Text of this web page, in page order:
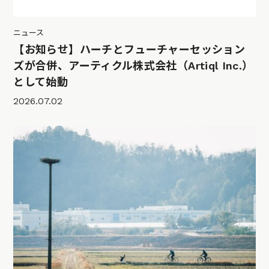
ニュース
【お知らせ】ハーチとフューチャーセッション
ズが合併、アーティクル株式会社（Artiql Inc.）
として始動
2026.07.02